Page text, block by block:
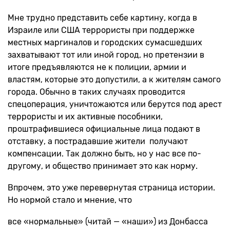
Мне трудно представить себе картину, когда в
Израиле или США террористы при поддержке
местных маргиналов и городских сумасшедших
захватывают тот или иной город, но претензии в
итоге предъявляются не к полиции, армии и
властям, которые это допустили, а к жителям самого
города. Обычно в таких случаях проводится
спецоперация, уничтожаются или берутся под арест
террористы и их активные пособники,
проштрафившиеся официальные лица подают в
отставку, а пострадавшие жители получают
компенсации. Так должно быть, но у нас все по-
другому, и общество принимает это как норму.
Впрочем, это уже перевернутая страница истории.
Но нормой стало и мнение, что
все «нормальные» (читай — «наши») из Донбасса